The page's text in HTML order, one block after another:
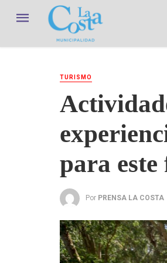
TURISMO
para este
Por PRENSA LA COSTA